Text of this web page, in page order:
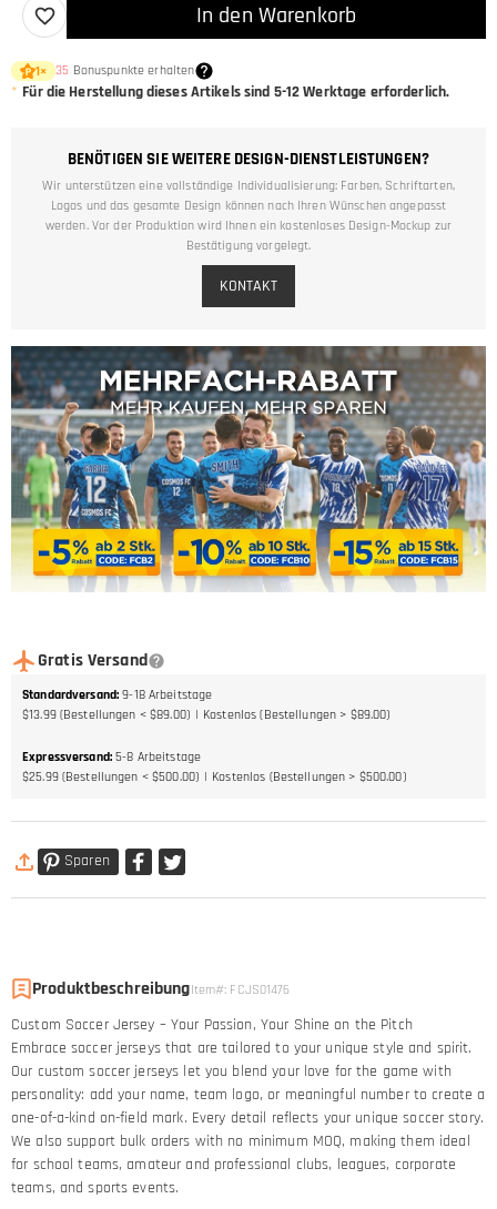
In den Warenkorb
1× 35 Bonuspunkte erhalten
* Für die Herstellung dieses Artikels sind 5-12Werktage erforderlich.
BENÖTIGEN SIE WEITERE DESIGN-DIENSTLEISTUNGEN?
Wir unterstützen eine vollständige Individualisierung: Farben, Schriftarten,
Logos und das gesamte Design können nach Ihren Wünschen angepasst
werden. Vor der Produktion wird Ihnen ein kostenloses Design-Mockup zur
Bestätigung vorgelegt.
KONTAKT
Gratis Versand
Standardversand: 9-18 Arbeitstage
$13.99 (Bestellungen < $89.00)
Kostenlos (Bestellungen > $89.00)
Expressversand: 5-8 Arbeitstage
$25.99 (Bestellungen < $500.00)
Kostenlos (Bestellungen > $500.00)
Sparen
ProduktbeschreibungItem#: FCJS01476
Custom Soccer Jersey – Your Passion, Your Shine on the Pitch​
Embrace soccer jerseys that are tailored to your unique style and spirit.
Our custom soccer jerseys let you blend your love for the game with
personality: add your name, team logo, or meaningful number to create a
one-of-a-kind on-field mark. Every detail reflects your unique soccer story.​
We also support bulk orders with no minimum MOQ, making them ideal
for school teams, amateur and professional clubs, leagues, corporate
teams, and sports events.